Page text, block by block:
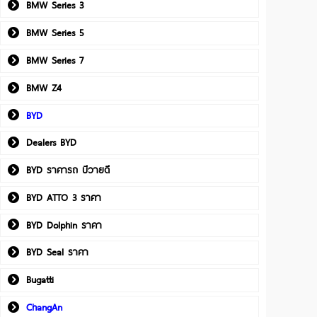
BMW Series 3
BMW Series 5
BMW Series 7
BMW Z4
BYD
Dealers BYD
BYD ราคารถ บีวายดี
BYD ATTO 3 ราคา
BYD Dolphin ราคา
BYD Seal ราคา
Bugatti
ChangAn